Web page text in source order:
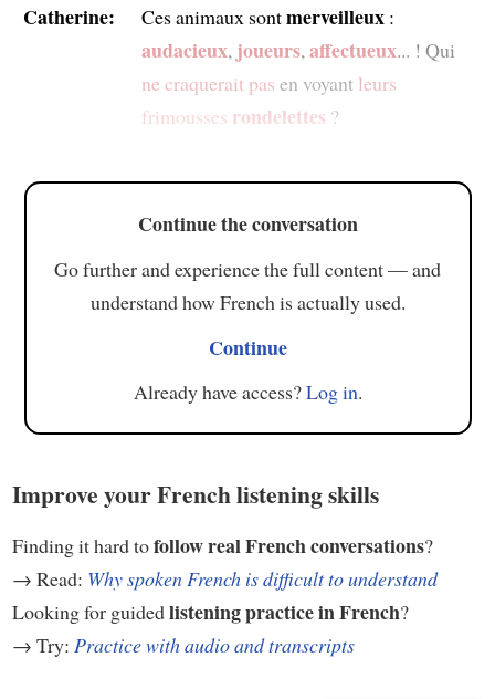
Catherine: Ces animaux sontmerveilleux:
audacieux, joueurs, affectueux... ! Qui
ne craquerait pas en voyant leurs
frimousses rondelettes ?
Continue the conversation
Go further and experience the full content — and
understand how French is actually used.
Continue
Already have access?Log in.
Improve your French listening skills
Finding it hard tofollow real French conversations?
→ Read: Why spoken French is difficult to understand
Looking for guidedlistening practice in French?
→ Try: Practice with audio and transcripts